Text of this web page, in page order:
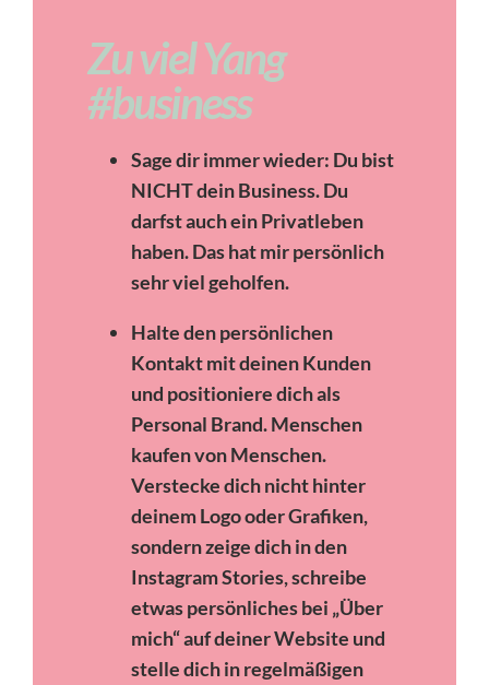
Zu viel Yang
#business
Sage dir immer wieder: Du bist
NICHT dein Business.Du
darfst auch ein Privatleben
haben. Das hat mir persönlich
sehr viel geholfen.
Halte den persönlichen
Kontakt mit deinen Kunden
und positioniere dich als
Personal Brand. Menschen
kaufen von Menschen.
Verstecke dich nicht hinter
deinem Logo oder Grafiken,
sondern zeige dich in den
Instagram Stories, schreibe
etwas persönliches bei „Über
mich“ auf deiner Website und
stelle dich in regelmäßigen